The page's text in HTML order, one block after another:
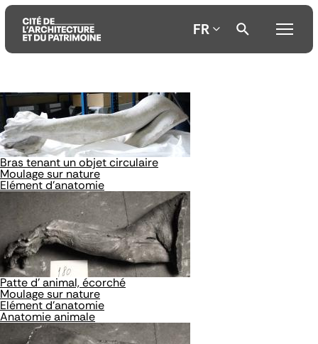
Aller
au
contenu
principal
Aller
au
menu
principal
Aller
à
la
recherche
FR
Bras tenant un objet circulaire
Moulage sur nature
Elément d'anatomie
Patte d' animal, écorché
Moulage sur nature
Elément d'anatomie
Anatomie animale